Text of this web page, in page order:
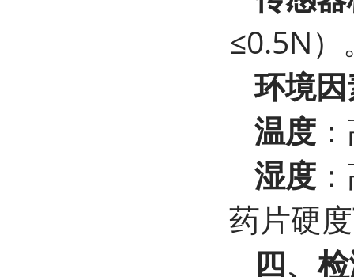
≤0.5N）
环境
温度
湿度
药片硬
四、